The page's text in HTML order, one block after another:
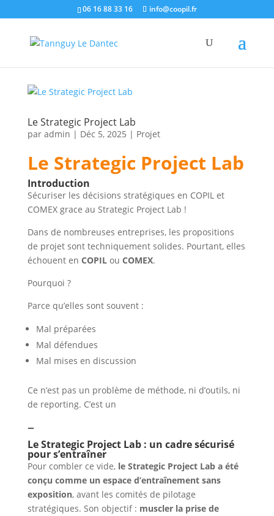
06 16 88 33 16 info@coopil.fr
Le Strategic Project Lab
par admin | Déc 5, 2025 | Projet
Le Strategic Project Lab
Introduction
Sécuriser les décisions stratégiques en COPIL et
COMEX grace au Strategic Project Lab !
Dans de nombreuses entreprises, les propositions
de projet sont techniquement solides. Pourtant, elles
échouent en COPILou COMEX.
Pourquoi ?
Parce qu’elles sont souvent :
Mal préparées
Mal défendues
Mal mises en discussion
Ce n’est pas un problème de méthode, ni d’outils, ni
de reporting. C’est un
–
Le Strategic Project Lab : un cadre sécurisé
pour s’entraîner
Pour combler ce vide, le Strategic Project Lab a été
conçu comme un espace d’entraînement sans
exposition, avant les comités de pilotage
stratégiques. Son objectif : muscler la prise de